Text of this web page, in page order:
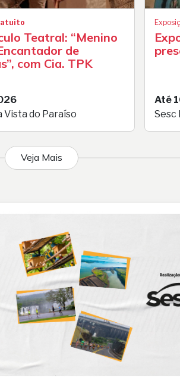
Teatral: “Menino
de
com Cia. TPK
Vista do Paraíso
Até
Sesc
Veja Mais